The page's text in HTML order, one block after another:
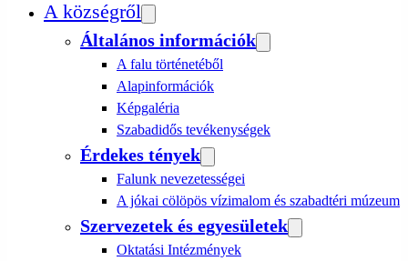
A községről
Általános információk
A falu történetéből
Alapinformációk
Képgaléria
Szabadidős tevékenységek
Érdekes tények
Falunk nevezetességei
A jókai cölöpös vízimalom és szabadtéri múzeum
Szervezetek és egyesületek
Oktatási Intézmények